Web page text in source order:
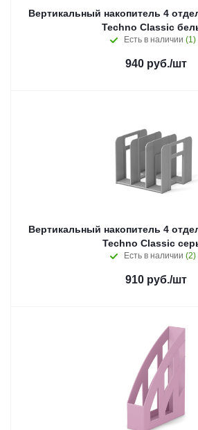
Вертикальный накопитель 4
Techno Classic
Есть в наличии (1)
940руб./шт
Вертикальный накопитель 4
Techno Classic
Есть в наличии (2)
910руб./шт